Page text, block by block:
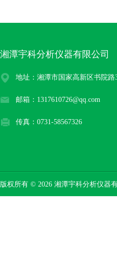
湘潭宇科分析仪器有限公司
地址：湘潭市国家高新区书院路
邮箱：1317610726@qq.com
传真：0731-58567326
版权所有 © 2026 湘潭宇科分析仪器